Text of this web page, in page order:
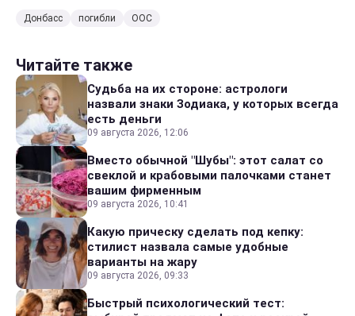
Донбасс погибли ООС
Читайте также
Судьба на их стороне: астрологи
назвали знаки Зодиака, у которых всегда
есть деньги
09 августа 2026, 12:06
Вместо обычной "Шубы": этот салат со
свеклой и крабовыми палочками станет
вашим фирменным
09 августа 2026, 10:41
Какую прическу сделать под кепку:
стилист назвала самые удобные
варианты на жару
09 августа 2026, 09:33
Быстрый психологический тест: